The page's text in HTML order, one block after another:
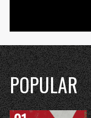
POPULAR